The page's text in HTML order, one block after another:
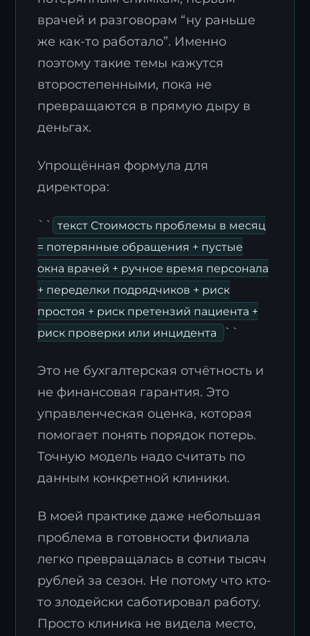
врачей и разговорам “ну раньше
же как-то работало”. Именно
поэтому такие темы кажутся
второстепенными, пока не
превращаются в прямую дыру в
деньгах.
Упрощённая формула для
директора:
`` текст Стоимость проблемы в месяц
= потерянные обращения + пустые
окна врачей + ручное время персонала
+ переделки подрядчиков + риск
простоя + риск претензий пациента +
риск проверки или инцидента
``
Это не бухгалтерская отчётность и
не финансовая гарантия. Это
управленческая оценка, которая
помогает понять порядок потерь.
Точную модель надо считать по
данным конкретной клиники.
В моей практике даже небольшая
проблема в готовности филиала
легко превращалась в сотни тысяч
рублей за сезон. Не потому что кто-
то злодейски саботировал работу.
Просто клиника не видела место,